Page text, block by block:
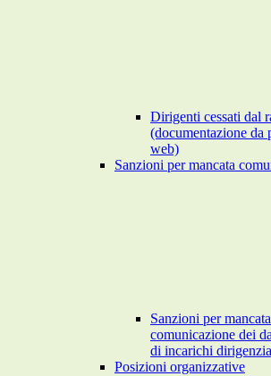
Dirigenti cessati dal
(documentazione da
web)
Sanzioni per mancata
Sanzioni per
comunicazione dei
di incarichi
Posizioni organizzative